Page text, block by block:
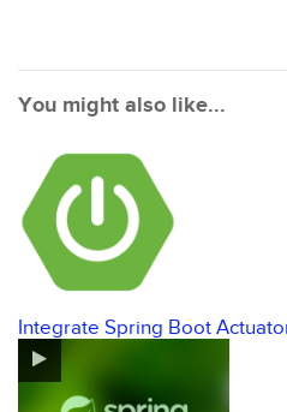
You might also like...
Integrate Spring Boot